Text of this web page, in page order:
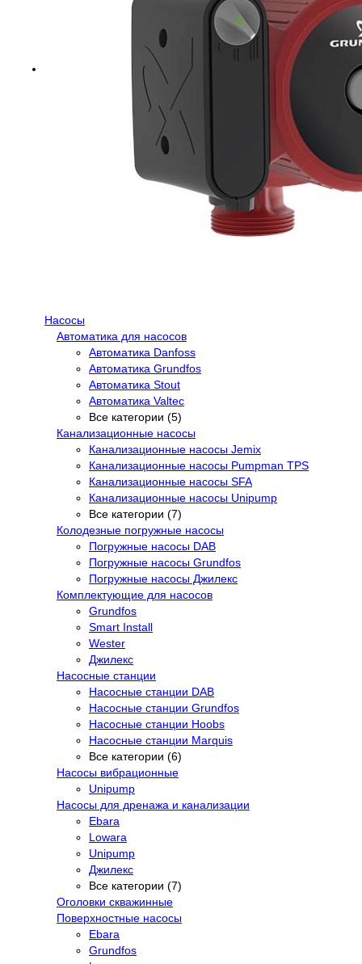
Насосы
Автоматика для насосов
Автоматика Danfoss
Автоматика Grundfos
Автоматика Stout
Автоматика Valtec
Все категории (5)
Канализационные насосы
Канализационные насосы Jemix
Канализационные насосы Pumpman TPS
Канализационные насосы SFA
Канализационные насосы Unipump
Все категории (7)
Колодезные погружные насосы
Погружные насосы DAB
Погружные насосы Grundfos
Погружные насосы Джилекс
Комплектующие для насосов
Grundfos
Smart Install
Wester
Джилекс
Насосные станции
Насосные станции DAB
Насосные станции Grundfos
Насосные станции Hoobs
Насосные станции Marquis
Все категории (6)
Насосы вибрационные
Unipump
Насосы для дренажа и канализации
Ebara
Lowara
Unipump
Джилекс
Все категории (7)
Оголовки скважинные
Поверхностные насосы
Ebara
Grundfos